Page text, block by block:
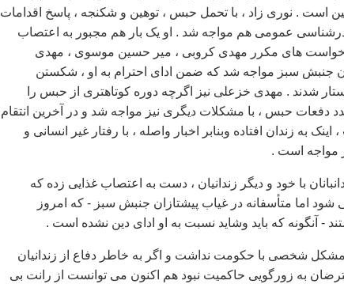
است . نوری زاد ، با تحمل حبس ، توهين و شکنجه ، پاسخ اقدامات
عمومی هم مواجه شد . او يک بار هم مجبور به اعتصاب
درخواست های مکرر مهدی کروبی ، مير حسين موسوی ، مهدی
جنبش سبز مواجه شد که ضمن ادای احترام به او ، شکستن
شدند . مهدی خزعلی نيز اگرچه دوره کوتاهتری از حبس را
دفعات حبس ، با مشکلات ديگری نيز مواجه شد و در آخرين انتقام
به زندان افتاده وبنابر اخبار واصله ، با رفتار غير انسانی و
مواجه است .
با خود و ديگر زندانيان ، دست به اعتصاب غذايی زده که
شود اما متأسفانه در غياب پيشتازان جنبش سبز - که امروز
- آنگونه که بايد وشايد نسبت به او ادای دين نشده است .
شخصی با حکومت نداشت و اگر به خاطر دفاع از زندانيان
به زورگويی حاکميت نبود هم اکنون می توانست از رانت بی